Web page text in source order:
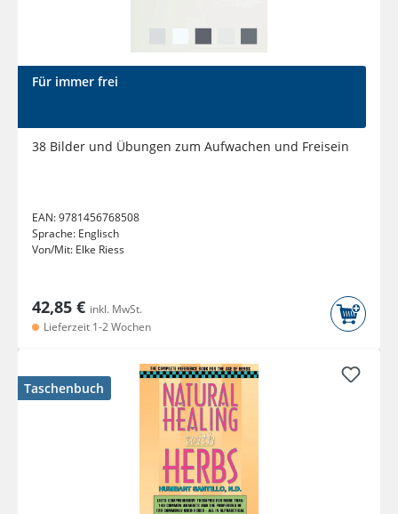
Für immer frei
38 Bilder und Übungen zum Aufwachen und Freisein
EAN:9781456768508
Sprache: Englisch
Von/Mit: Elke Riess
42,85 € inkl. MwSt.
Lieferzeit 1-2 Wochen
Taschenbuch